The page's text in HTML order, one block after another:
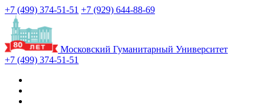
+7 (499) 374-51-51 +7 (929) 644-88-69
Московский Гуманитарный Университет
+7 (499) 374-51-51